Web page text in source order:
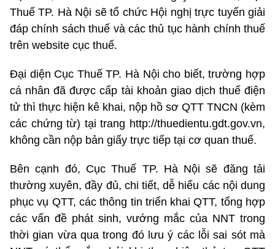
Thuế TP. Hà Nội sẽ tổ chức Hội nghị trực tuyến giải
đáp chính sách thuế và các thủ tục hành chính thuế
trên website cục thuế.
Đại diện Cục Thuế TP. Hà Nội cho biết, trường hợp
cá nhân đã được cấp tài khoản giao dịch thuế điện
tử thì thực hiện kê khai, nộp hồ sơ QTT TNCN (kèm
các chứng từ) tại trang http://thuedientu.gdt.gov.vn,
không cần nộp bản giấy trực tiếp tại cơ quan thuế.
Bên cạnh đó, Cục Thuế TP. Hà Nội sẽ đăng tải
thường xuyên, đầy đủ, chi tiết, dễ hiểu các nội dung
phục vụ QTT, các thông tin triển khai QTT, tổng hợp
các vấn đề phát sinh, vướng mắc của NNT trong
thời gian vừa qua trong đó lưu ý các lỗi sai sót mà